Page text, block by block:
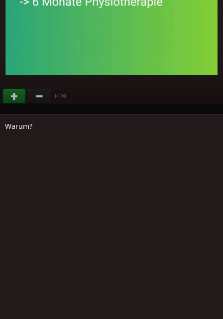
(+134)
Warum?